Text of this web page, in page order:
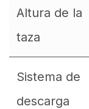
Altura de la
taza
Sistema de
descarga